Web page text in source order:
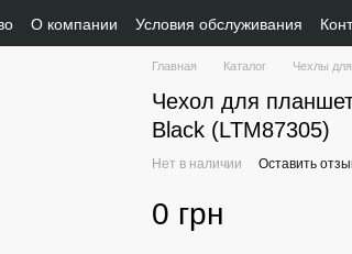
О компании Условия обслуживания
Главная Каталог Чехлы
Чехол для
Black (LTM87305)
Нет в наличии Оставить
0 грн